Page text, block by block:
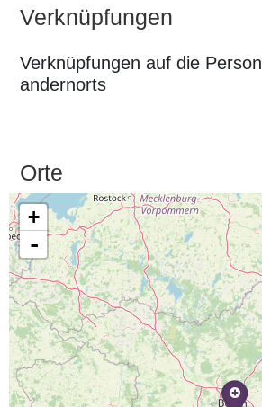
Verknüpfungen
Verknüpfungen auf die Person
andernorts
Orte
+
-